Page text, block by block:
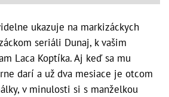
ukazuje na markizáckych
seriáli Dunaj, k vašim
Laca Koptíka. Aj keď sa mu
darí a už dva mesiace je otcom
v minulosti si s manželkou